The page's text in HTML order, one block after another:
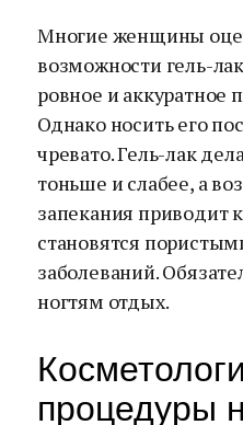
Многие женщины
возможности гель-
ровное и аккуратное
Однако носить его
чревато. Гель-лак
тоньше и слабее, а
запекания приводит
становятся
заболеваний.
ногтям отдых.
процедуры